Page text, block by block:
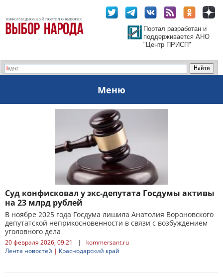
Портал разработан и
поддерживается АНО
"Центр ПРИСП"
Меню
Суд конфисковал у экс-депутата Госдумы активы
на 23 млрд рублей
В ноябре 2025 года Госдума лишила Анатолия Вороновского
депутатской неприкосновенности в связи с возбуждением
уголовного дела
20 февраля 2026, 09:21 |
kommersant.ru
Лента новостей | Краснодарский край